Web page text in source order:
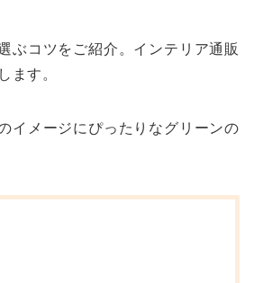
ぶコツをご紹介。インテリア通販
ます。
イメージにぴったりなグリーンの